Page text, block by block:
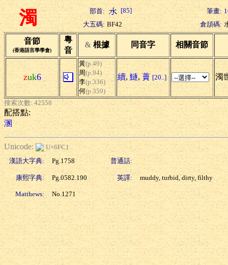
濁 部首: [85] 筆畫:
大五碼: BF42 倉頡碼:
音節
(香港語言學學會)
粵
音
& 根據 同音字 相關音節
zuk6
黃(p.49)
周(p.94)
李(p.336)
何(p.359)
續, 鱁, 藚 [20..] 濁
搜索次數: 42558
配搭點:
溷
Unicode:
U+6FC1
漢語大字典:
Pg.1758 普通話:
康熙字典: Pg.0582.190 英譯: muddy, turbid, dirty, filthy
Matthews: No.1271